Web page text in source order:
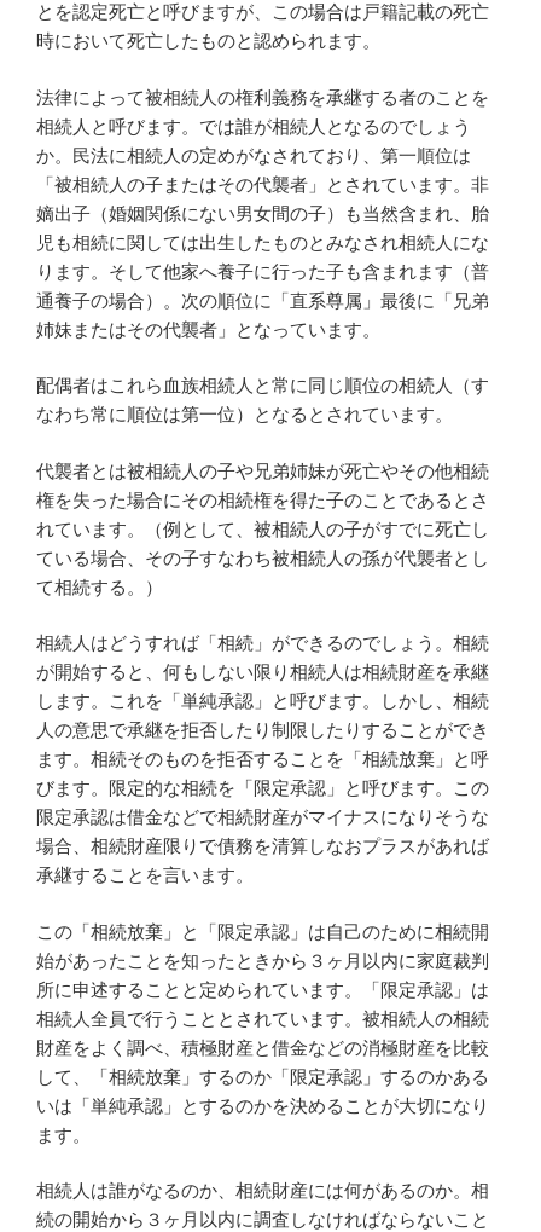
とを認定死亡と呼びますが、この場合は戸籍記載の死亡
時において死亡したものと認められます。
法律によって被相続人の権利義務を承継する者のことを
相続人と呼びます。では誰が相続人となるのでしょう
か。民法に相続人の定めがなされており、第一順位は
「被相続人の子またはその代襲者」とされています。非
嫡出子（婚姻関係にない男女間の子）も当然含まれ、胎
児も相続に関しては出生したものとみなされ相続人にな
ります。そして他家へ養子に行った子も含まれます（普
通養子の場合）。次の順位に「直系尊属」最後に「兄弟
姉妹またはその代襲者」となっています。
配偶者はこれら血族相続人と常に同じ順位の相続人（す
なわち常に順位は第一位）となるとされています。
代襲者とは被相続人の子や兄弟姉妹が死亡やその他相続
権を失った場合にその相続権を得た子のことであるとさ
れています。（例として、被相続人の子がすでに死亡し
ている場合、その子すなわち被相続人の孫が代襲者とし
て相続する。）
相続人はどうすれば「相続」ができるのでしょう。相続
が開始すると、何もしない限り相続人は相続財産を承継
します。これを「単純承認」と呼びます。しかし、相続
人の意思で承継を拒否したり制限したりすることができ
ます。相続そのものを拒否することを「相続放棄」と呼
びます。限定的な相続を「限定承認」と呼びます。この
限定承認は借金などで相続財産がマイナスになりそうな
場合、相続財産限りで債務を清算しなおプラスがあれば
承継することを言います。
この「相続放棄」と「限定承認」は自己のために相続開
始があったことを知ったときから３ヶ月以内に家庭裁判
所に申述することと定められています。「限定承認」は
相続人全員で行うこととされています。被相続人の相続
財産をよく調べ、積極財産と借金などの消極財産を比較
して、「相続放棄」するのか「限定承認」するのかある
いは「単純承認」とするのかを決めることが大切になり
ます。
相続人は誰がなるのか、相続財産には何があるのか。相
続の開始から３ヶ月以内に調査しなければならないこと